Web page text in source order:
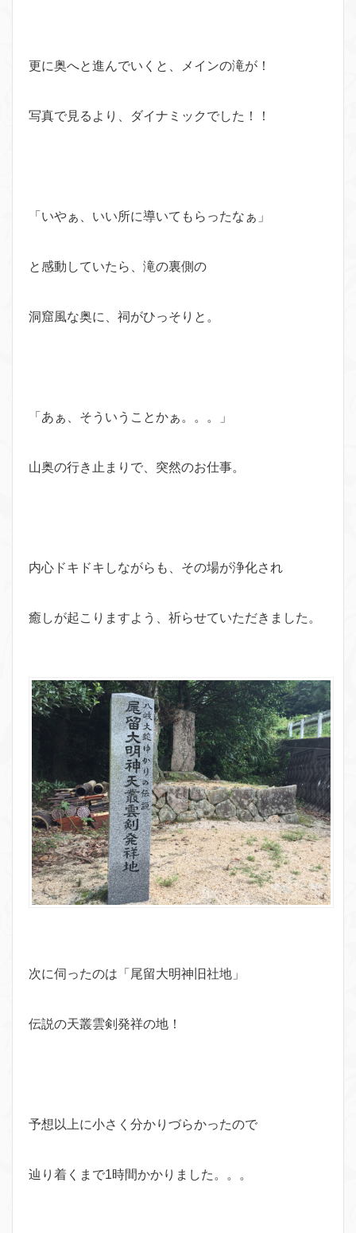
更に奥へと進んでいくと、メインの滝が！
写真で見るより、ダイナミックでした！！
「いやぁ、いい所に導いてもらったなぁ」
と感動していたら、滝の裏側の
洞窟風な奥に、祠がひっそりと。
「あぁ、そういうことかぁ。。。」
山奥の行き止まりで、突然のお仕事。
内心ドキドキしながらも、その場が浄化され
癒しが起こりますよう、祈らせていただきました。
次に伺ったのは「尾留大明神旧社地」
伝説の天叢雲剣発祥の地！
予想以上に小さく分かりづらかったので
辿り着くまで1時間かかりました。。。